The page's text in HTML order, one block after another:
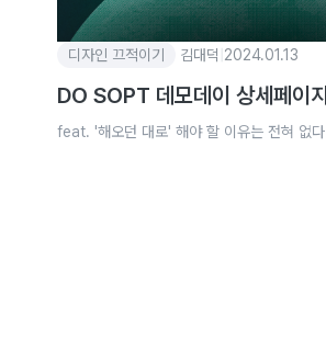
디자인 끄적이기 김대덕 2024.01.13
DO SOPT 데모데이 상세페이지
feat. '해오던 대로' 해야 할 이유는 전혀 없다